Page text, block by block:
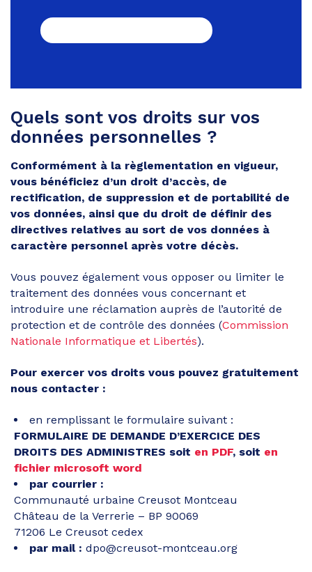
Quels sont vos droits sur vos
données personnelles ?
Conformément à la règlementation en vigueur,
vous bénéficiez d’un droit d’accès, de
rectification, de suppression et de portabilité de
vos données, ainsi que du droit de définir des
directives relatives au sort de vos données à
caractère personnel après votre décès.
Vous pouvez également vous opposer ou limiter le
traitement des données vous concernant et
introduire une réclamation auprès de l’autorité de
protection et de contrôle des données (Commission
Nationale Informatique et Libertés).
Pour exercer vos droits vous pouvez gratuitement
nous contacter :
en remplissant le formulaire suivant :
FORMULAIRE DE DEMANDE D’EXERCICE DES
DROITS DES ADMINISTRES soit en PDF, soit en
fichier microsoft word
par courrier :
Communauté urbaine Creusot Montceau
Château de la Verrerie – BP 90069
71206 Le Creusot cedex
par mail : dpo@creusot-montceau.org